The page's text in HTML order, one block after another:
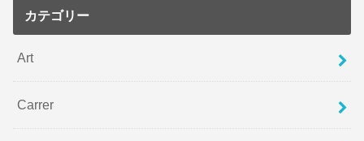
カテゴリー
Art
Carrer